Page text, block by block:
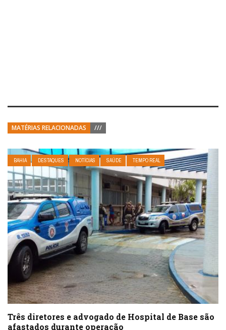
MATÉRIAS RELACIONADAS ///
BAHIA DESTAQUES NOTÍCIAS SAÚDE TEMPO REAL
Três diretores e advogado de Hospital de Base são
afastados durante operação